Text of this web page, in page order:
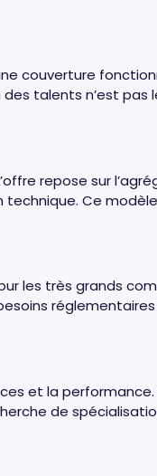
couverture
talents n’est
repose sur
Ce
les très grands
et la performance.
de